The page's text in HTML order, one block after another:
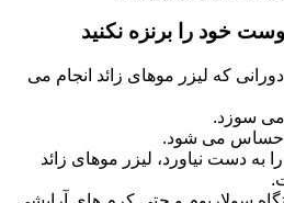
خود را برنزه نکنید
که لیزر موهای زائد انجام می
می سوزد.
حساس می شود.
دست نیاورد، لیزر موهای زائد